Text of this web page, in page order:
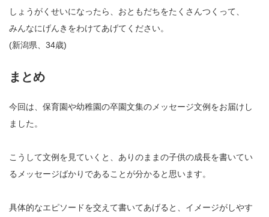
しょうがくせいになったら、おともだちをたくさんつくって、
みんなにげんきをわけてあげてください。
(新潟県、34歳)
まとめ
今回は、保育園や幼稚園の卒園文集のメッセージ文例をお届けし
ました。
こうして文例を見ていくと、ありのままの子供の成長を書いてい
るメッセージばかりであることが分かると思います。
具体的なエピソードを交えて書いてあげると、イメージがしやす